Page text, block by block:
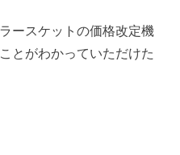
ースケットの価格改定機
とがわかっていただけた